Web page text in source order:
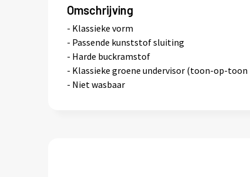
Omschrijving
- Klassieke vorm
- Passende kunststof sluiting
- Harde buckramstof
- Klassieke groene undervisor (toon-op-
- Niet wasbaar